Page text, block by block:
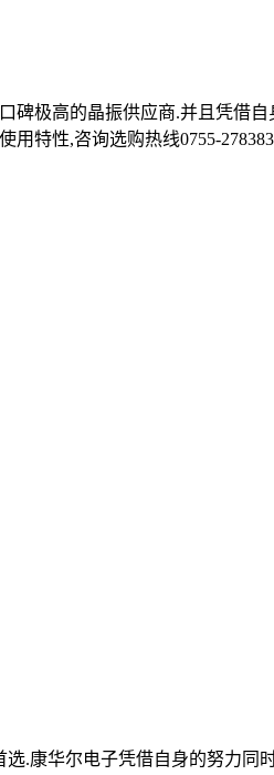
极高的晶振供应商.并且凭借
特性,咨询选购热线0755-
.康华尔电子凭借自身的努力